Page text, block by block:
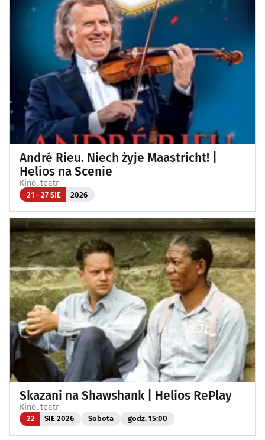
André Rieu. Niech żyje Maastricht! |
Helios na Scenie
Kino, teatr
21 - 27 SIE 2026
Skazani na Shawshank | Helios RePlay
Kino, teatr
22 SIE 2026 Sobota godz. 15:00